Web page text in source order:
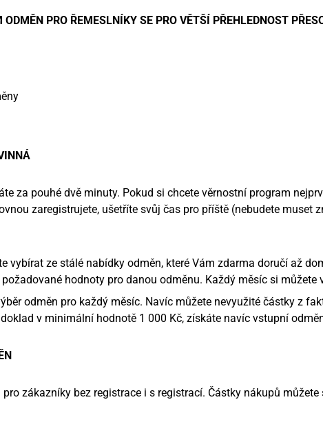
PRO ŘEMESLNÍKY SE PRO VĚTŠÍ PŘEHLEDNOST
za pouhé dvě minuty. Pokud si chcete věrnostní program
zaregistrujete, ušetříte svůj čas pro příště (nebudete muset
vybírat ze stálé nabídky odměn, které Vám zdarma doručí až
hodnoty pro danou odměnu. Každý měsíc si můžete
odměn pro každý měsíc. Navíc můžete nevyužité částky z
v minimální hodnotě 1 000 Kč, získáte navíc vstupní
zákazníky bez registrace i s registrací. Částky nákupů